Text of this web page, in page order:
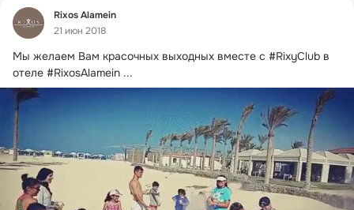
Фид
Rixos Alamein
21 июн 2018
Мы желаем Вам красочных выходных вместе с #RixyClub в
отеле #RixosAlamein ...